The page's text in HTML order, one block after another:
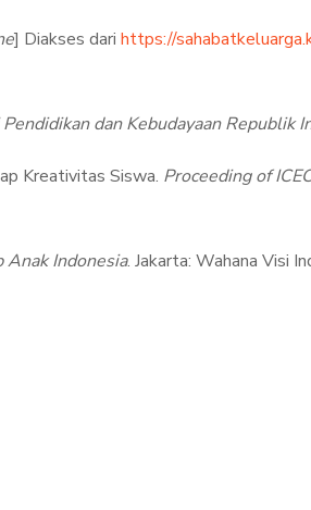
] Diakses dari https://
dan Kebudayaan Republik
Kreativitas Siswa. Proceeding of
Anak Indonesia. Jakarta: Wahana Visi